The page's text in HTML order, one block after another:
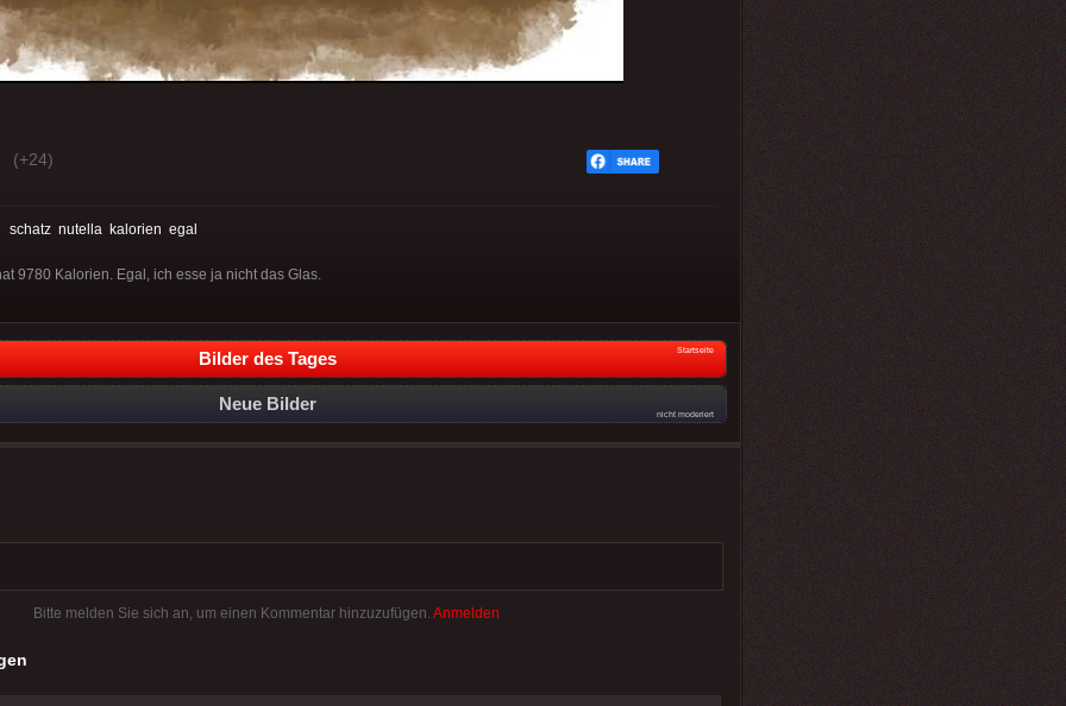
(+24)
schatz nutella kalorien egal
9780 Kalorien. Egal, ich esse ja nicht das Glas.
Bilder des Tages Startseite
Neue Bilder
nicht moderiert
Bitte melden Sie sich an, um einen Kommentar hinzuzufügen. Anmelden